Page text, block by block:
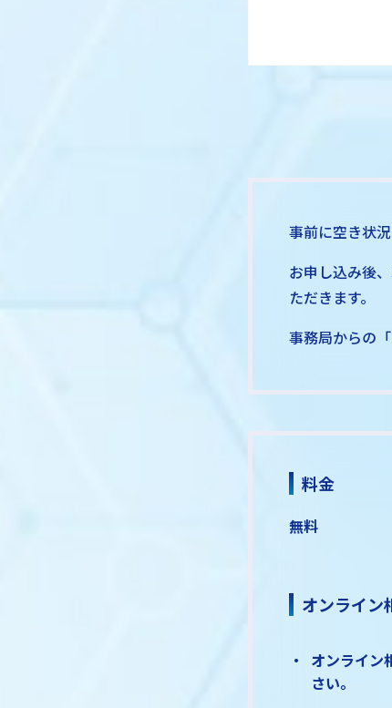
事前に空き状
お申し込み後
ただきます。
事務局からの
料金
無料
オンライン
オンライン
さい。